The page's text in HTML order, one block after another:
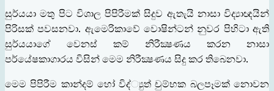
සුර්යයා මතු පිට විශාල පිපිරීමක් සිදුව ඇතැයි නාසා විද්‍යාඥයින්
පිරිසක් පවසනවා. ඇමෙරිකාවේ වොෂින්ටන් නුවර පිහිටා ඇති
සුර්යයාගේ වෙනස් කම් නිරීක්‍ෂණය කරන නාසා
පර්යේෂකාගාරය විසින් මෙම නිරීක්‍ෂණය සිදු කර තිබෙනවා.
මෙම පිපිරීම කාන්දම් හෝ විද්්‍යුත් චුම්භක බලපෑමක් නොවන